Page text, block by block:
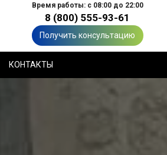
Время работы: с 08:00 до 22:00
8 (800) 555-93-61
Получить консультацию
КОНТАКТЫ